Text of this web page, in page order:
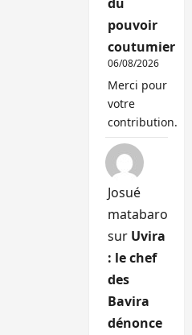
pouvoir
coutumier
06/08/2026
Merci pour
votre
contribution.
Josué
matabaro
sur Uvira
: le chef
des
Bavira
dénonce